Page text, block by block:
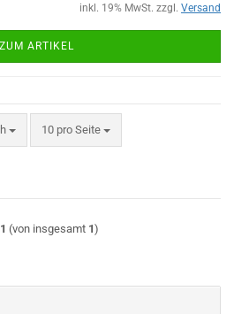
inkl. 19% MwSt. zzgl. Versand
ZUM ARTIKEL
10 pro Seite
pro Seite
1 (von insgesamt 1)